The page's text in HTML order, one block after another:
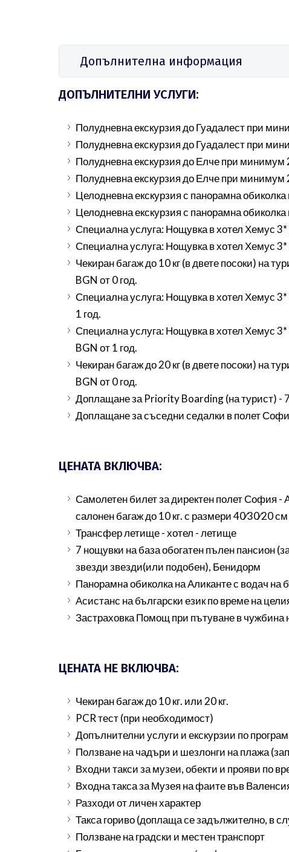
Допълнителна информация
ДОПЪЛНИТЕЛНИ УСЛУГИ:
Полудневна екскурзия до Гуадалест при
Полудневна екскурзия до Гуадалест при
Полудневна екскурзия до Елче при минимум
Полудневна екскурзия до Елче при минимум
Целодневна екскурзия с панорамна
Целодневна екскурзия с панорамна
Специална услуга: Нощувка в хотел Хемус 3*
Специална услуга: Нощувка в хотел Хемус 3*
Чекиран багаж до 10 кг (в двете посоки) на
BGN от 0 год.
Специална услуга: Нощувка в хотел Хемус 3*
1 год.
Специална услуга: Нощувка в хотел Хемус 3*
BGN от 1 год.
Чекиран багаж до 20 кг (в двете посоки) на
BGN от 0 год.
Доплащане за Priority Boarding (на турист) -
Доплащане за съседни седалки в полет
ЦЕНАТА ВКЛЮЧВА:
Самолетен билет за директен полет София
салонен багаж до 10 кг. с размери 40∕30∕20 см
Трансфер летище - хотел - летище
7 нощувки на база обогатен пълен пансион
звезди звезди(или подобен), Бенидорм
Панорамнa обиколка на Аликанте с водач на
Асистанс на български език по време на
Застраховка Помощ при пътуване в чужбина
ЦЕНАТА НЕ ВКЛЮЧВА:
Чекиран багаж до 10 кг. или 20 кг.
PCR тест (при необходимост)
Допълнителни услуги и екскурзии по
Ползване на чадъри и шезлонги на плажа
Входни такси за музеи, обекти и прояви по
Входна такса за Музея на фаите във
Разходи от личен характер
Такса гориво (доплаща се задължително, в
Ползване на градски и местен транспорт